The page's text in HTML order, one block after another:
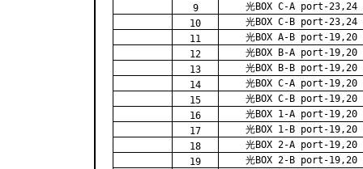
9
光BOX C-A port-23,24
10
光BOX C-B port-23,24
11
光BOX A-B port-19,20
12
光BOX B-A port-19,20
13
光BOX B-B port-19,20
14
光BOX C-A port-19,20
15
光BOX C-B port-19,20
16
光BOX 1-A port-19,20
17
光BOX 1-B port-19,20
18
光BOX 2-A port-19,20
19
光BOX 2-B port-19,20